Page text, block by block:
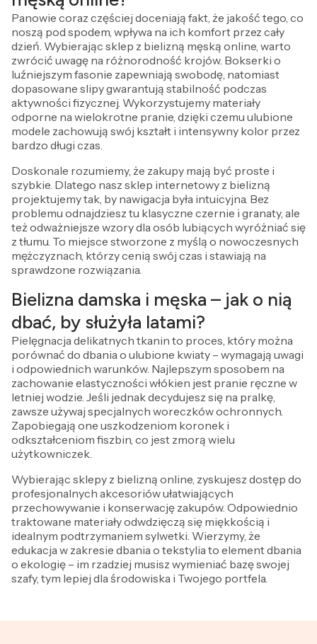
Panowie coraz częściej doceniają fakt, że jakość tego, co
noszą pod spodem, wpływa na ich komfort przez cały
dzień. Wybierając sklep z bielizną męską online, warto
zwrócić uwagę na różnorodność krojów. Bokserki o
luźniejszym fasonie zapewniają swobodę, natomiast
dopasowane slipy gwarantują stabilność podczas
aktywności fizycznej. Wykorzystujemy materiały
odporne na wielokrotne pranie, dzięki czemu ulubione
modele zachowują swój kształt i intensywny kolor przez
bardzo długi czas.
Doskonale rozumiemy, że zakupy mają być proste i
szybkie. Dlatego nasz sklep internetowy z bielizną
projektujemy tak, by nawigacja była intuicyjna. Bez
problemu odnajdziesz tu klasyczne czernie i granaty, ale
też odważniejsze wzory dla osób lubiących wyróżniać się
z tłumu. To miejsce stworzone z myślą o nowoczesnych
mężczyznach, którzy cenią swój czas i stawiają na
sprawdzone rozwiązania.
Bielizna damska i męska – jak o nią
dbać, by służyła latami?
Pielęgnacja delikatnych tkanin to proces, który można
porównać do dbania o ulubione kwiaty – wymagają uwagi
i odpowiednich warunków. Najlepszym sposobem na
zachowanie elastyczności włókien jest pranie ręczne w
letniej wodzie. Jeśli jednak decydujesz się na pralkę,
zawsze używaj specjalnych woreczków ochronnych.
Zapobiegają one uszkodzeniom koronek i
odkształceniom fiszbin, co jest zmorą wielu
użytkowniczek.
Wybierając sklepy z bielizną online, zyskujesz dostęp do
profesjonalnych akcesoriów ułatwiających
przechowywanie i konserwację zakupów. Odpowiednio
traktowane materiały odwdzięczą się miękkością i
idealnym podtrzymaniem sylwetki. Wierzymy, że
edukacja w zakresie dbania o tekstylia to element dbania
o ekologię – im rzadziej musisz wymieniać bazę swojej
szafy, tym lepiej dla środowiska i Twojego portfela.